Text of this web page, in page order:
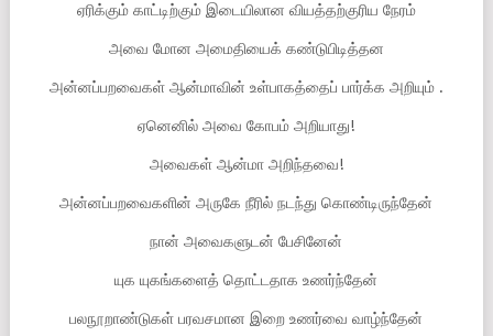
ஏரிக்கும் காட்டிற்கும் இடையிலான வியத்தற்குரிய நேரம்
அவை மோன அமைதியைக் கண்டுபிடித்தன
அன்னப்பறவைகள் ஆன்மாவின் உள்பாகத்தைப் பார்க்க அறியும் .
ஏனெனில் அவை கோபம் அறியாது!
அவைகள் ஆன்மா அறிந்தவை!
அன்னப்பறவைகளின் அருகே நீரில் நடந்து கொண்டிருந்தேன்
நான் அவைகளுடன் பேசினேன்
யுக யுகங்களைத் தொட்டதாக உணர்ந்தேன்
பலநூறாண்டுகள் பரவசமான இறை உணர்வை வாழ்ந்தேன்